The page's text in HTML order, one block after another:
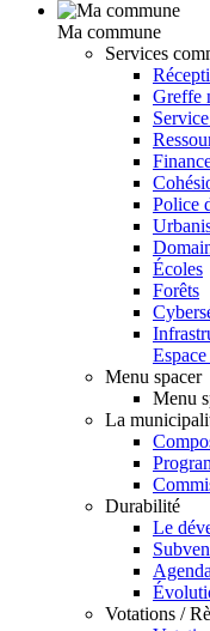
Ma commune
Services
Greffe
Police
Écoles
Forêts
Menu spacer
Menu
La
Durabilité
Le
Votations /